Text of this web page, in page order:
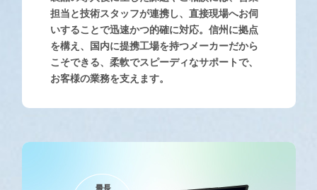
担当と技術スタッフが連携し、直接現場へお伺
いすることで迅速かつ的確に対応。信州に拠点
を構え、国内に提携工場を持つメーカーだから
こそできる、柔軟でスピーディなサポートで、
お客様の業務を支えます。